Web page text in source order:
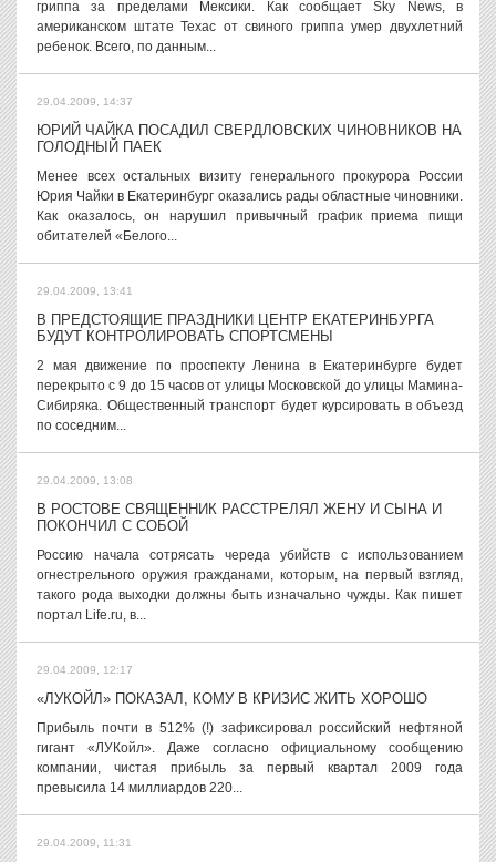
гриппа за пределами Мексики. Как сообщает Sky News, в
американском штате Техас от свиного гриппа умер двухлетний
ребенок. Всего, по данным...
29.04.2009, 14:37
ЮРИЙ ЧАЙКА ПОСАДИЛ СВЕРДЛОВСКИХ ЧИНОВНИКОВ НА
ГОЛОДНЫЙ ПАЕК
Менее всех остальных визиту генерального прокурора России
Юрия Чайки в Екатеринбург оказались рады областные чиновники.
Как оказалось, он нарушил привычный график приема пищи
обитателей «Белого...
29.04.2009, 13:41
В ПРЕДСТОЯЩИЕ ПРАЗДНИКИ ЦЕНТР ЕКАТЕРИНБУРГА
БУДУТ КОНТРОЛИРОВАТЬ СПОРТСМЕНЫ
2 мая движение по проспекту Ленина в Екатеринбурге будет
перекрыто с 9 до 15 часов от улицы Московской до улицы Мамина-
Сибиряка. Общественный транспорт будет курсировать в объезд
по соседним...
29.04.2009, 13:08
В РОСТОВЕ СВЯЩЕННИК РАССТРЕЛЯЛ ЖЕНУ И СЫНА И
ПОКОНЧИЛ С СОБОЙ
Россию начала сотрясать череда убийств с использованием
огнестрельного оружия гражданами, которым, на первый взгляд,
такого рода выходки должны быть изначально чужды. Как пишет
портал Life.ru, в...
29.04.2009, 12:17
«ЛУКОЙЛ» ПОКАЗАЛ, КОМУ В КРИЗИС ЖИТЬ ХОРОШО
Прибыль почти в 512% (!) зафиксировал российский нефтяной
гигант «ЛУКойл». Даже согласно официальному сообщению
компании, чистая прибыль за первый квартал 2009 года
превысила 14 миллиардов 220...
29.04.2009, 11:31